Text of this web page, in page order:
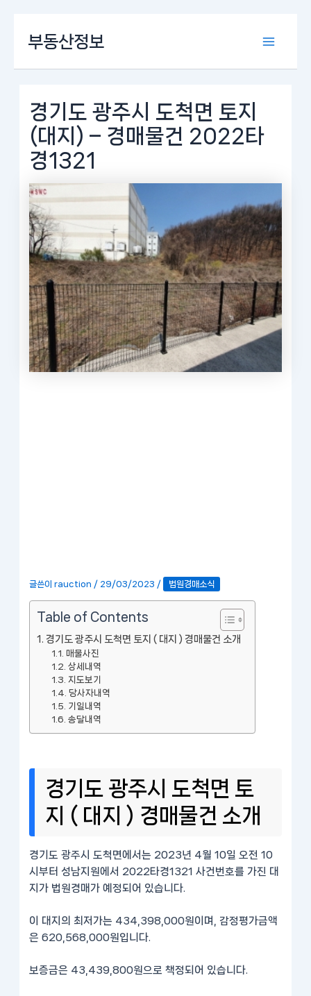
로
부동산정보
경기도 광주시 도척면 토지
(대지) – 경매물건 2022타
경1321
글쓴이rauction / 29/03/2023 / 법원경매소식
Table of Contents
경기도 광주시 도척면 토지 ( 대지 ) 경매물건 소개
매물사진
상세내역
지도보기
당사자내역
기일내역
송달내역
경기도 광주시 도척면 토
지 ( 대지 ) 경매물건 소개
경기도 광주시 도척면에서는 2023년 4월 10일 오전 10
시부터 성남지원에서 2022타경1321 사건번호를 가진 대
지가 법원경매가 예정되어 있습니다.
이 대지의 최저가는 434,398,000원이며, 감정평가금액
은 620,568,000원입니다.
보증금은 43,439,800원으로 책정되어 있습니다.